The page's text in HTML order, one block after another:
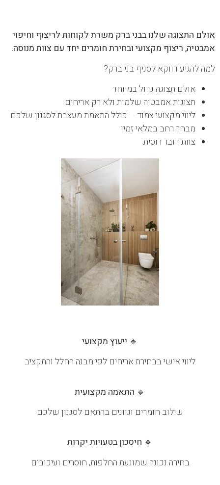
אולם התצוגה שלנו בבני ברק משרת לקוחות לריצוף וחיפוי
אמבטיה, ריצוף מקצועי ובחירת חומרים יחד עם צוות מנוסה.
למה להגיע דווקא לסניף בני ברק?
אולם תצוגה גדול במיוחד
תצוגות אמבטיה שלמות ולא רק אריחים
ליווי מקצועי צמוד – כולל התאמת מעצבת לסגנון שלכם
מבחר רחב במלאי זמין
צוות דובר רוסית
🔹 ייעוץ מקצועי
ליווי אישי בבחירת אריחים לפי מבנה החלל והתקציב
🔹 התאמה מקצועית
שילוב חומרים וגוונים בהתאם לסגנון שלכם
🔹 חיסכון בטעויות יקרות
בחירה נכונה שמונעת החלפות, חוסרים ועיכובים